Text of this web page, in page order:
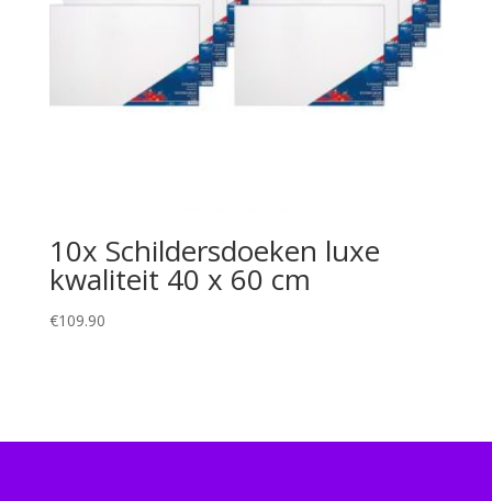
10x Schildersdoeken luxe
kwaliteit 40 x 60 cm
€109.90